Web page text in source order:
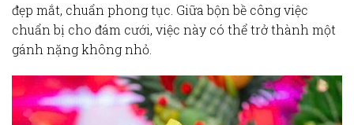
đẹp mắt, chuẩnphong tục. Giữa bộn bề công việc
chuẩn bị cho đám cưới, việc này có thể trở thành một
gánh nặng không nhỏ.